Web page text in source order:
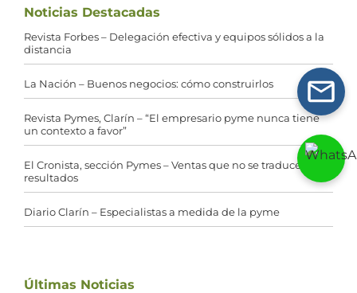
Noticias Destacadas
Revista Forbes – Delegación efectiva y equipos sólidos a la
distancia
La Nación – Buenos negocios: cómo construirlos
Revista Pymes, Clarín – “El empresario pyme nunca tiene
un contexto a favor”
El Cronista, sección Pymes – Ventas que no se traducen en
resultados
Diario Clarín – Especialistas a medida de la pyme
Últimas Noticias